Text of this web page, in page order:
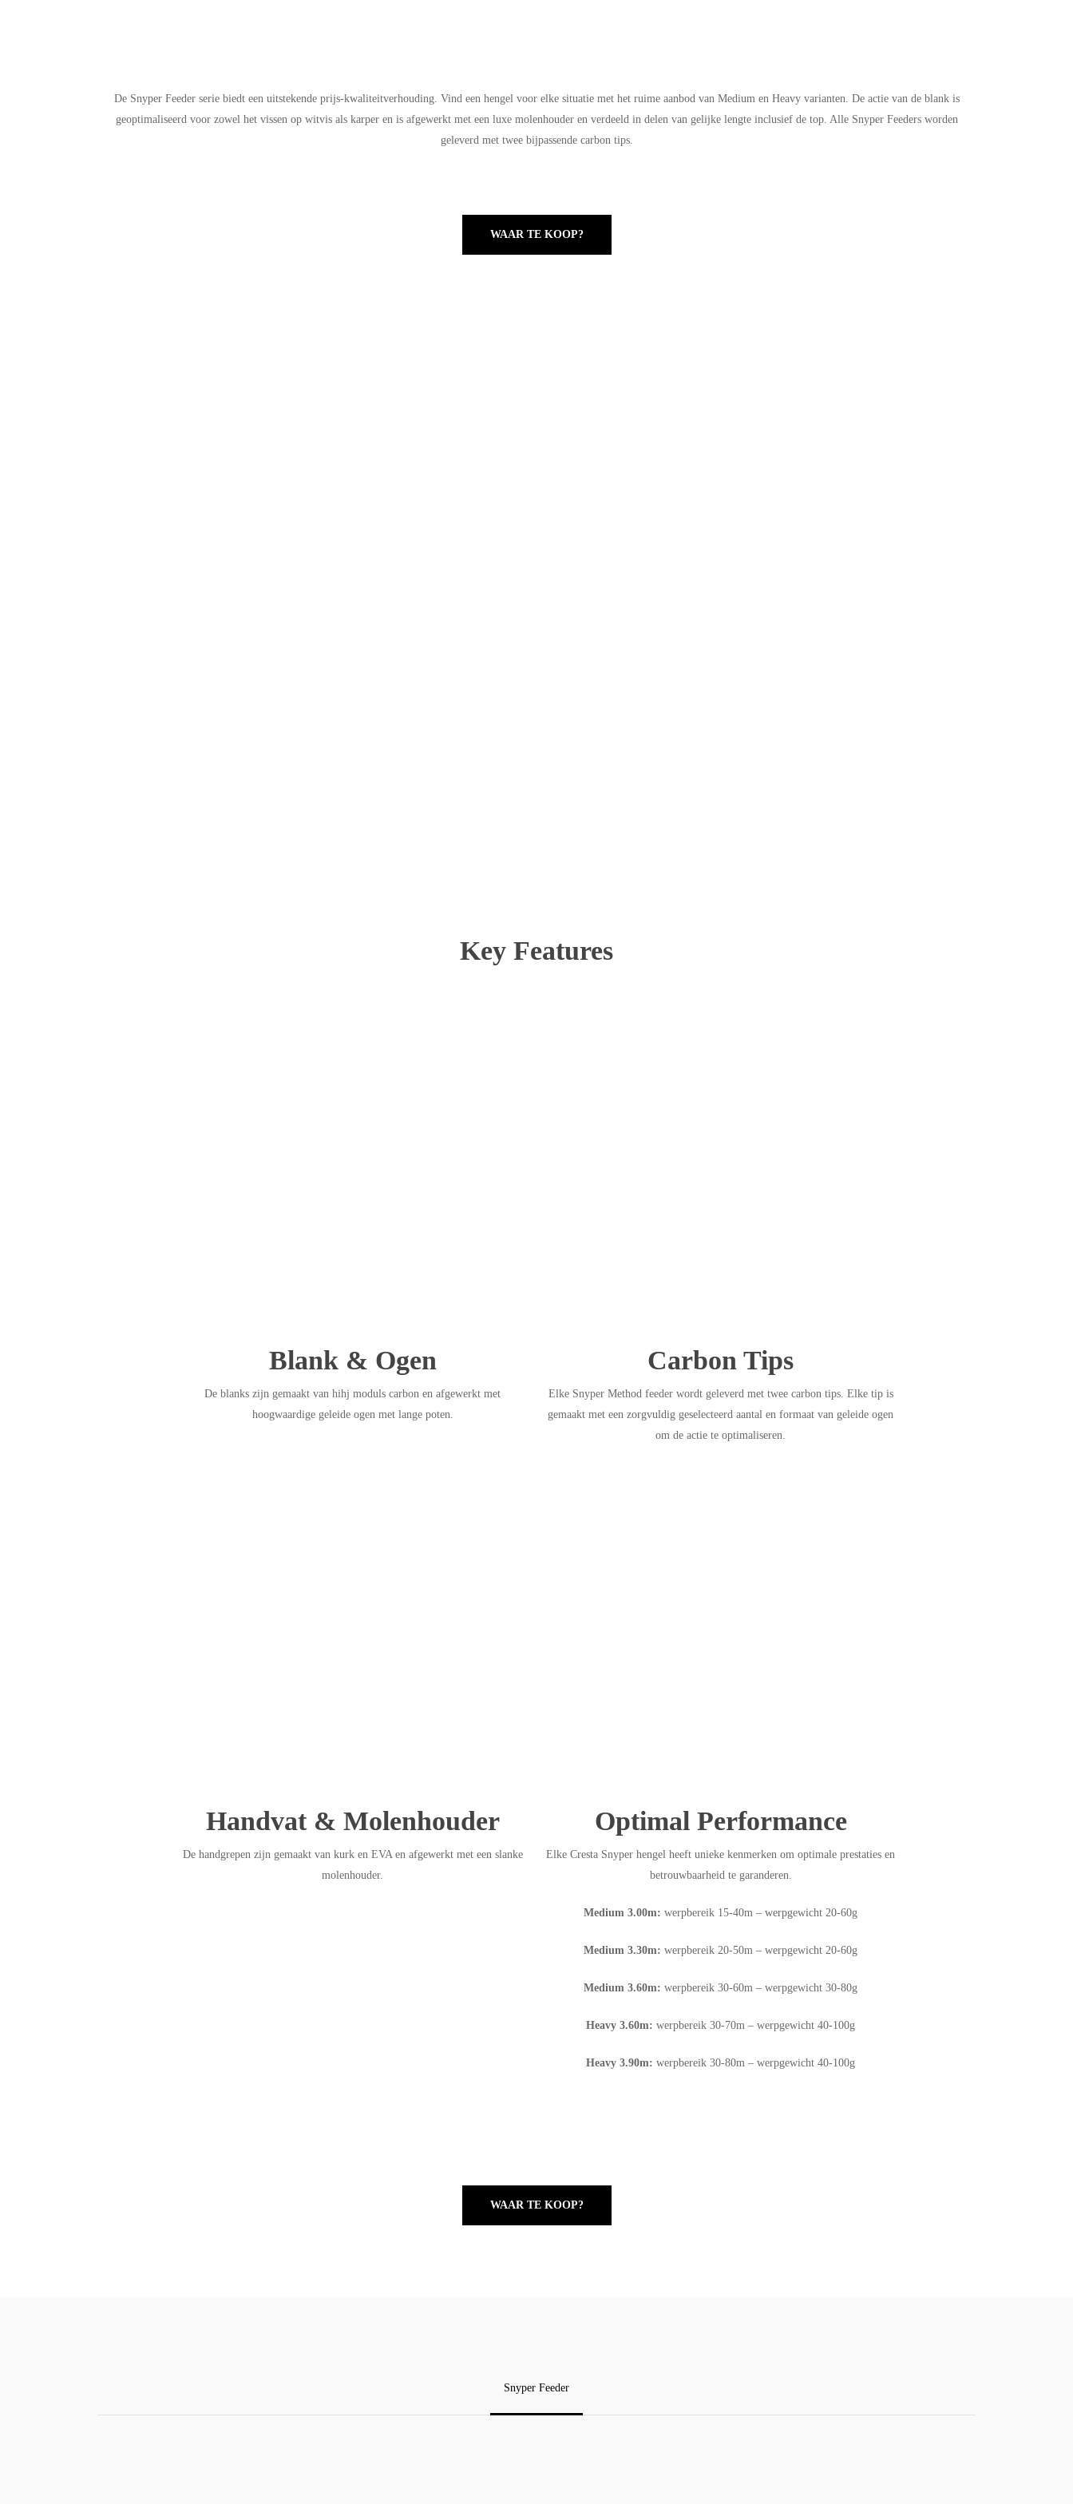
De Snyper Feeder serie biedt een uitstekende prijs-kwaliteitverhouding. Vind een hengel voor elke situatie met het ruime aanbod van Medium en Heavy varianten. De actie van de blank is
geoptimaliseerd voor zowel het vissen op witvis als karper en is afgewerkt met een luxe molenhouder en verdeeld in delen van gelijke lengte inclusief de top. Alle Snyper Feeders worden
geleverd met twee bijpassende carbon tips.
WAAR TE KOOP?
Key Features
Blank & Ogen
De blanks zijn gemaakt van hihj moduls carbon en afgewerkt met
hoogwaardige geleide ogen met lange poten.
Carbon Tips
Elke Snyper Method feeder wordt geleverd met twee carbon tips. Elke tip is
gemaakt met een zorgvuldig geselecteerd aantal en formaat van geleide ogen
om de actie te optimaliseren.
Handvat & Molenhouder
De handgrepen zijn gemaakt van kurk en EVA en afgewerkt met een slanke
molenhouder.
Optimal Performance
Elke Cresta Snyper hengel heeft unieke kenmerken om optimale prestaties en
betrouwbaarheid te garanderen.
Medium 3.00m: werpbereik 15-40m – werpgewicht 20-60g
Medium 3.30m: werpbereik 20-50m – werpgewicht 20-60g
Medium 3.60m: werpbereik 30-60m – werpgewicht 30-80g
Heavy 3.60m: werpbereik 30-70m – werpgewicht 40-100g
Heavy 3.90m: werpbereik 30-80m – werpgewicht 40-100g
WAAR TE KOOP?
Snyper Feeder